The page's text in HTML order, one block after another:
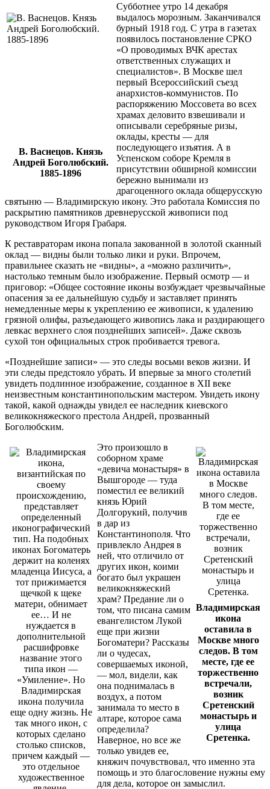
В. Васнецов. Князь
Андрей Боголюбский.
1885-1896
Субботнее утро 14 декабря
выдалось морозным. Заканчивался
бурный 1918 год. С утра в газетах
появилось постановление СРКО
«О проводимых ВЧК арестах
ответственных служащих и
специалистов». В Москве шел
первый Всероссийский съезд
анархистов-коммунистов. По
распоряжению Моссовета во всех
храмах деловито взвешивали и
описывали серебряные ризы,
оклады, кресты — для
последующего изъятия. А в
Успенском соборе Кремля в
присутствии обширной комиссии
бережно вынимали из
драгоценного оклада общерусскую
святыню — Владимирскую икону. Это работала Комиссия по
раскрытию памятников древнерусской живописи под
руководством Игоря Грабаря.
К реставраторам икона попала закованной в золотой сканный
оклад — видны были только лики и руки. Впрочем,
правильнее сказать не «видны», а «можно различить»,
настолько темным было изображение. Первый осмотр — и
приговор: «Общее состояние иконы возбуждает чрезвычайные
опасения за ее дальнейшую судьбу и заставляет принять
немедленные меры к укреплению ее живописи, к удалению
грязной олифы, разъедающего живопись лака и раздирающего
левкас верхнего слоя позднейших записей». Даже сквозь
сухой тон официальных строк пробивается тревога.
«Позднейшие записи» — это следы восьми веков жизни. И
эти следы предстояло убрать. И впервые за много столетий
увидеть подлинное изображение, созданное в XII веке
неизвестным константинопольским мастером. Увидеть икону
такой, какой однажды увидел ее наследник киевского
великокняжеского престола Андрей, прозванный
Боголюбским.
Владимирская
икона
оставила в
Москве много
следов. В том
месте, где ее
торжественно
встречали,
возник
Сретенский
монастырь и
улица
Сретенка.
Это произошло в
соборном храме
«девича монастыря» в
Вышгороде — туда
поместил ее великий
князь Юрий
Долгорукий, получив
в дар из
Константинополя. Что
привлекло Андрея в
ней, что отличило от
других икон, коими
богато был украшен
великокняжеский
храм? Предание ли о
том, что писана самим
евангелистом Лукой
еще при жизни
Богоматери? Рассказы
ли о чудесах,
совершаемых иконой,
— мол, видели, как
она поднималась в
воздух, а потом
занимала то место в
алтаре, которое сама
определила?
Наверное, но все же
только увидев ее,
княжич почувствовал, что именно эта
помощь и это благословение нужны ему
для дела, которое он замыслил.